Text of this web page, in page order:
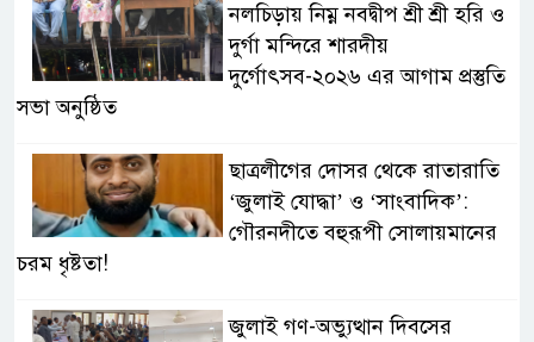
নলচিড়ায় নিম্ন নবদ্বীপ শ্রী শ্রী হরি ও
দুর্গা মন্দিরে শারদীয়
দুর্গোৎসব-২০২৬ এর আগাম প্রস্তুতি
সভা অনুষ্ঠিত
ছাত্রলীগের দোসর থেকে রাতারাতি
‘জুলাই যোদ্ধা’ ও ‘সাংবাদিক’:
গৌরনদীতে বহুরূপী সোলায়মানের
চরম ধৃষ্টতা!
জুলাই গণ-অভ্যুত্থান দিবসের